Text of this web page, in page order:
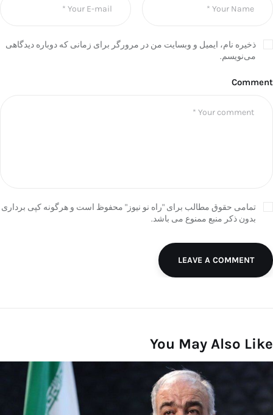
ذخیره نام، ایمیل و وبسایت من در مرورگر برای زمانی که دوباره دیدگاهی
می‌نویسم.
Comment
تمامی حقوق مطالب برای "راه نو نیوز" محفوظ است و هرگونه کپی برداری
بدون ذکر منبع ممنوع می باشد.
LEAVE A COMMENT
You May Also Like